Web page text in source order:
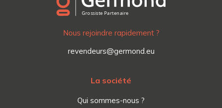
Nous rejoindre rapidement ?
revendeurs@germond.eu
La société
Qui sommes-nous ?